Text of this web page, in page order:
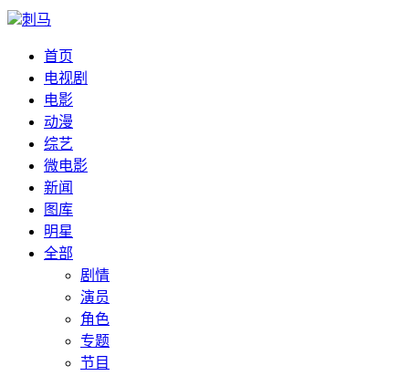
刺马
首页
电视剧
电影
动漫
综艺
微电影
新闻
图库
明星
全部
剧情
演员
角色
专题
节目